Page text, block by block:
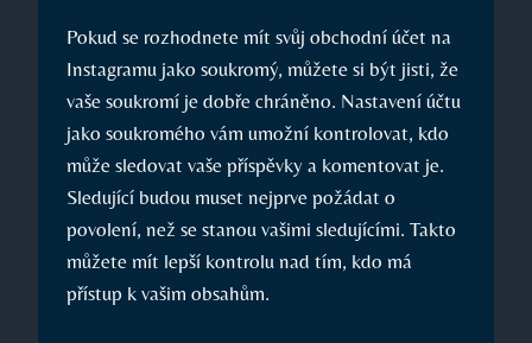
Pokud se rozhodnete mít svůj obchodní účet na
Instagramu jako soukromý, můžete si být jisti, že
vaše soukromí je dobře chráněno. Nastavení účtu
jako soukromého vám umožní kontrolovat, kdo
může sledovat vaše příspěvky a komentovat je.
Sledující budou muset nejprve požádat o
povolení, než se stanou vašimi sledujícími. Takto
můžete mít lepší kontrolu nad tím, kdo má
přístup k vašim obsahům.